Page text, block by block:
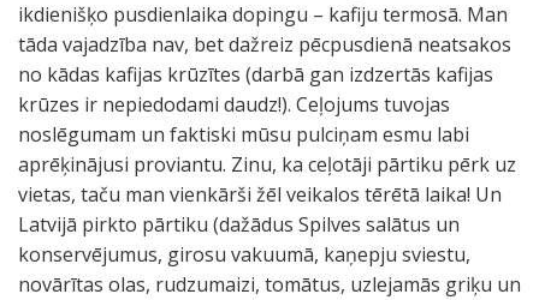
ikdienišķo pusdienlaika dopingu – kafiju termosā. Man
tāda vajadzība nav, bet dažreiz pēcpusdienā neatsakos
no kādas kafijas krūzītes (darbā gan izdzertās kafijas
krūzes ir nepiedodami daudz!). Ceļojums tuvojas
noslēgumam un faktiski mūsu pulciņam esmu labi
aprēķinājusi proviantu. Zinu, ka ceļotāji pārtiku pērk uz
vietas, taču man vienkārši žēl veikalos tērētā laika! Un
Latvijā pirkto pārtiku (dažādus Spilves salātus un
konservējumus, girosu vakuumā, kaņepju sviestu,
novārītas olas, rudzumaizi, tomātus, uzlejamās griķu un